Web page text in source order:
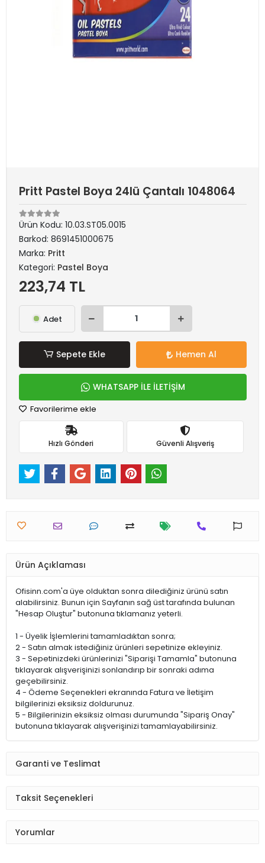
Pritt Pastel Boya 24lü Çantalı 1048064
Ürün Kodu: 10.03.ST05.0015
Barkod: 8691451000675
Marka: Pritt
Kategori: Pastel Boya
223,74 TL
Adet
Sepete Ekle Hemen Al
WHATSAPP İLE İLETİŞİM
Favorilerime ekle
Hızlı Gönderi Güvenli Alışveriş
Ürün Açıklaması
Ofisinn.com'a üye olduktan sonra dilediğiniz ürünü satın
alabilirsiniz. Bunun için Sayfanın sağ üst tarafında bulunan
"Hesap Oluştur" butonuna tıklamanız yeterli.
1 - Üyelik İşlemlerini tamamladıktan sonra;
2 - Satın almak istediğiniz ürünleri sepetinize ekleyiniz.
3 - Sepetinizdeki ürünlerinizi "Siparişi Tamamla" butonuna
tıklayarak alışverişinizi sonlandırıp bir sonraki adıma
geçebilirsiniz.
4 - Ödeme Seçenekleri ekranında Fatura ve İletişim
bilgilerinizi eksiksiz doldurunuz.
5 - Bilgilerinizin eksiksiz olması durumunda "Sipariş Onay"
butonuna tıklayarak alışverişinizi tamamlayabilirsiniz.
Garanti ve Teslimat
Taksit Seçenekleri
Yorumlar